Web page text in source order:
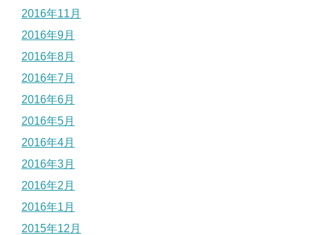
2016年11月
2016年9月
2016年8月
2016年7月
2016年6月
2016年5月
2016年4月
2016年3月
2016年2月
2016年1月
2015年12月